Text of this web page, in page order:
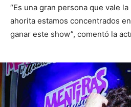
“Es una gran persona que vale
ahorita estamos concentrados
ganar este show”, comentó la